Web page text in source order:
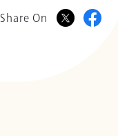
Share On